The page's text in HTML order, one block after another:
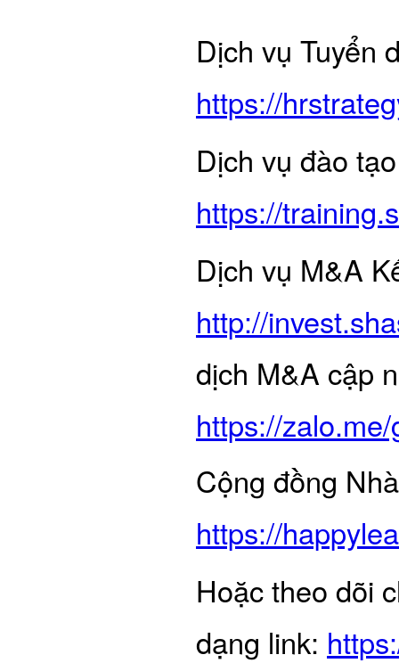
Dịch vụ Tuyển
https://
Dịch vụ đào
https://
Dịch vụ M&A
http://
dịch M&A cập
https://
Cộng đồng
https://
Hoặc theo dõi
dạng link: